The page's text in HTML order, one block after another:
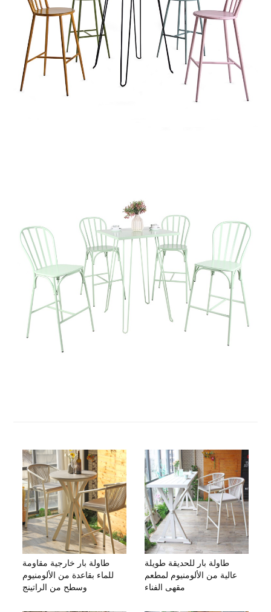
طاولة بار خارجية مقاومة
للماء بقاعدة من الألومنيوم
وسطح من الراتينج
طاولة بار للحديقة طويلة
عالية من الألومنيوم لمطعم
مقهى الفناء